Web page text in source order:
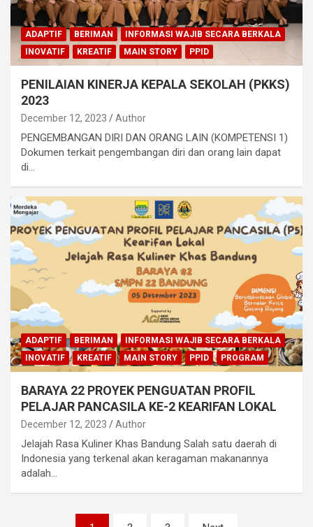
ADAPTIF BERIMAN
INFORMASI WAJIB SECARA BERKALA
INOVATIF
KREATIF MAIN STORY PPID
PENILAIAN KINERJA KEPALA SEKOLAH (PKKS)
2023
December 12, 2023 Author
PENGEMBANGAN DIRI DAN ORANG LAIN (KOMPETENSI 1)
Dokumen terkait pengembangan diri dan orang lain dapat
di…
ADAPTIF BERIMAN
INFORMASI WAJIB SECARA BERKALA
INOVATIF
KREATIF MAIN STORY PPID PROGRAM
BARAYA 22 PROYEK PENGUATAN PROFIL
PELAJAR PANCASILA KE-2 KEARIFAN LOKAL
December 12, 2023 Author
Jelajah Rasa Kuliner Khas Bandung Salah satu daerah di
Indonesia yang terkenal akan keragaman makanannya
adalah…